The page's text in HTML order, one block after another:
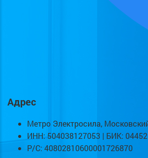
Адрес
Метро Электросила,
ИНН: 504038127053 | БИК:
Р/С: 40802810600001726870